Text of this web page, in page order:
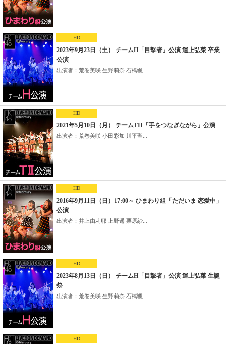
HD
2023年9月23日（土） チームH「目撃者」公演 運上弘菜 卒業
公演
出演者：荒巻美咲 生野莉奈 石橋颯...
HD
2021年5月10日（月） チームTII「手をつなぎながら」公演
出演者：荒巻美咲 小田彩加 川平聖...
HD
2016年9月11日（日）17:00～ ひまわり組「ただいま 恋愛中」
公演
出演者：井上由莉耶 上野遥 栗原紗...
HD
2023年8月13日（日） チームH「目撃者」公演 運上弘菜 生誕
祭
出演者：荒巻美咲 生野莉奈 石橋颯...
HD